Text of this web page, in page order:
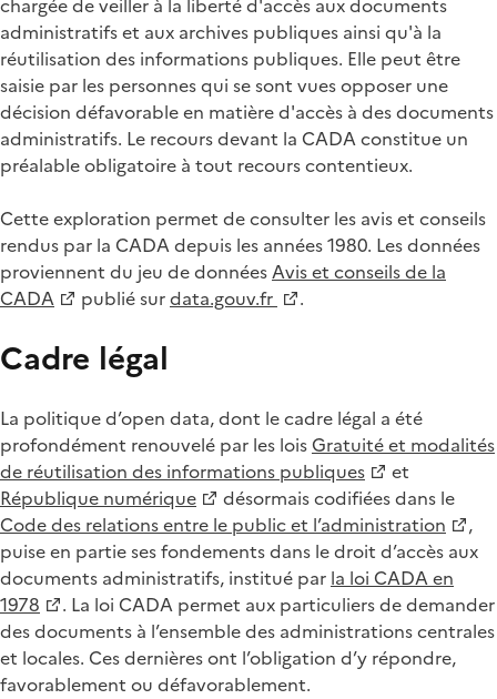
administratifs et aux archives publiques ainsi qu'à la
réutilisation des informations publiques. Elle peut être
saisie par les personnes qui se sont vues opposer une
décision défavorable en matière d'accès à des documents
administratifs. Le recours devant la CADA constitue un
préalable obligatoire à tout recours contentieux.
Cette exploration permet de consulter les avis et conseils
rendus par la CADA depuis les années 1980. Les données
proviennent du jeu de donnéesAvis et conseils de la
CADA
publié surdata.gouv.fr .
Cadre légal
La politique d’open data, dont le cadre légal a été
profondément renouvelé par les loisGratuité et modalités
de réutilisation des informations publiques
et
République numérique
désormais codifiées dans le
Code des relations entre le public et l’administration
,
puise en partie ses fondements dans le droit d’accès aux
documents administratifs, institué par la loi CADA en
1978
. La loi CADA permet aux particuliers de demander
des documents à l’ensemble des administrations centrales
et locales. Ces dernières ont l’obligation d’y répondre,
favorablement ou défavorablement.